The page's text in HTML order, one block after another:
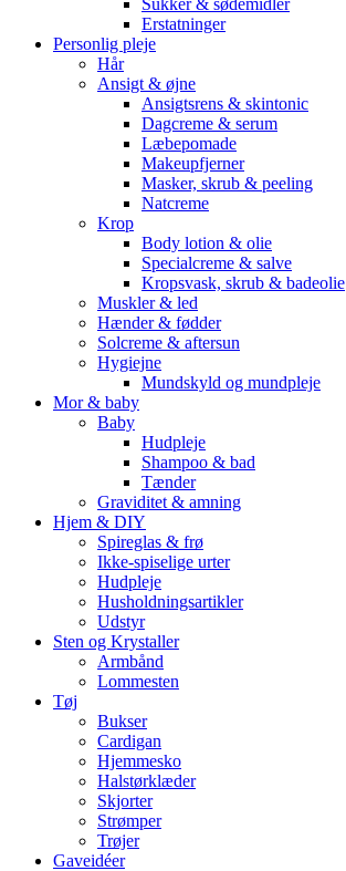
Sukker & sødemidler
Erstatninger
Personlig pleje
Hår
Ansigt & øjne
Ansigtsrens & skintonic
Dagcreme & serum
Læbepomade
Makeupfjerner
Masker, skrub & peeling
Natcreme
Krop
Body lotion & olie
Specialcreme & salve
Kropsvask, skrub & badeolie
Muskler & led
Hænder & fødder
Solcreme & aftersun
Hygiejne
Mundskyld og mundpleje
Mor & baby
Baby
Hudpleje
Shampoo & bad
Tænder
Graviditet & amning
Hjem & DIY
Spireglas & frø
Ikke-spiselige urter
Hudpleje
Husholdningsartikler
Udstyr
Sten og Krystaller
Armbånd
Lommesten
Tøj
Bukser
Cardigan
Hjemmesko
Halstørklæder
Skjorter
Strømper
Trøjer
Gaveidéer